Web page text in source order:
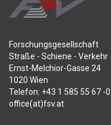
Forschungsgesellschaft
Straße - Schiene - Verkehr
Ernst-Melchior-Gasse 24
1020 Wien
Telefon: +43 1 585 55 67 -0
office(at)fsv.at